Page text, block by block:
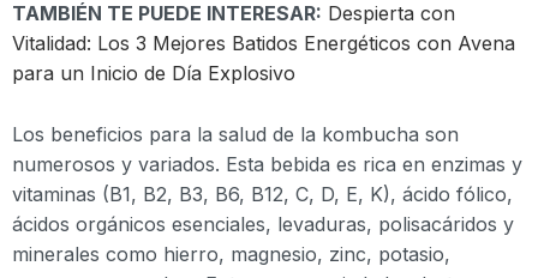
TAMBIÉN TE PUEDE INTERESAR: Despierta con
Vitalidad: Los 3 Mejores Batidos Energéticos con Avena
para un Inicio de Día Explosivo
Los beneficios para la salud de la kombucha son
numerosos y variados. Esta bebida es rica en enzimas y
vitaminas (B1, B2, B3, B6, B12, C, D, E, K), ácido fólico,
ácidos orgánicos esenciales, levaduras, polisacáridos y
minerales como hierro, magnesio, zinc, potasio,